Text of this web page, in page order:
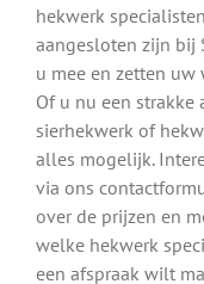
hekwerk
aangesloten zijn bij
u mee en zetten uw
Of u nu een
sierhekwerk of
alles mogelijk.
via ons
over de prijzen en
welke hekwerk
een afspraak wilt